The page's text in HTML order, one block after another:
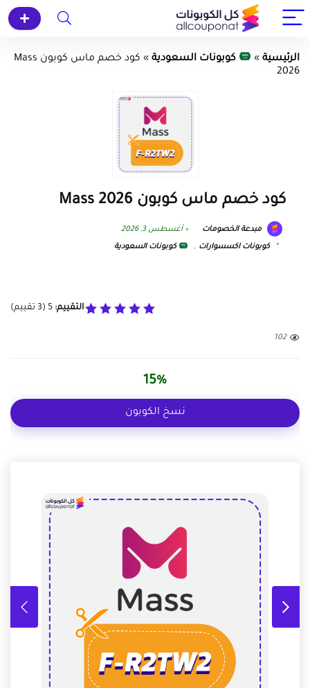
الرئيسية » كوبونات السعودية »
كود خصم ماس كوبون Mass
2026
كود خصم ماس كوبون Mass 2026
مبدعة الخصومات أغسطس 3, 2026
كوبونات اكسسوارات , كوبونات السعودية
التقييم: 5
(
3 تقييم)
102
15%
نسخ الكوبون